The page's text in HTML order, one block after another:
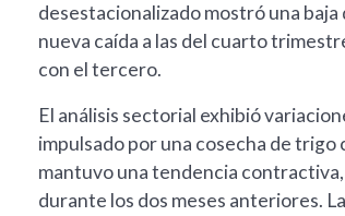
desestacionalizado mostró una
nueva caída a las del cuarto
con el tercero.
El análisis sectorial exhibió
impulsado por una cosecha de
mantuvo una tendencia
durante los dos meses anteriores.